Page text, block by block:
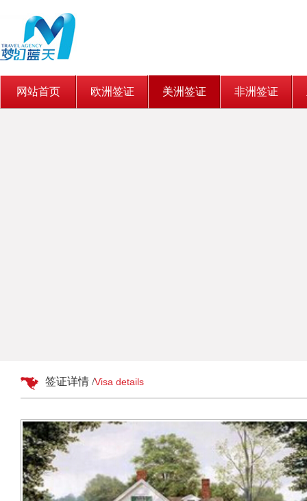
网站首页 欧洲签证 美洲签证 非洲签证
签证详情 /Visa details